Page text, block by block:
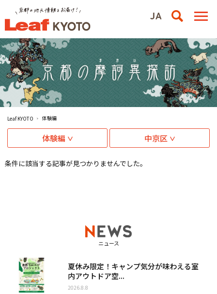
Leaf KYOTO 体験編
体験編 中京区
条件に該当する記事が見つかりませんでした。
ニュース
夏休み限定！キャンプ気分が味わえる室
内アウトドア空...
2026.8.8